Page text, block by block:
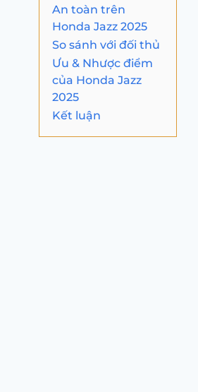
An toàn trên
Honda Jazz 2025
So sánh với đối thủ
Ưu & Nhược điểm
của Honda Jazz
2025
Kết luận